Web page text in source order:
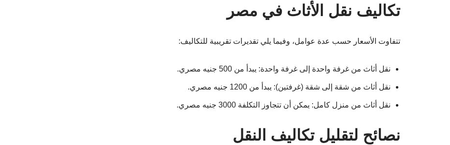
تكاليف نقل الأثاث في مصر
تتفاوت الأسعار حسب عدة عوامل، وفيما يلي تقديرات تقريبية للتكاليف:
نقل أثاث من غرفة واحدة إلى غرفة واحدة: يبدأ من 500 جنيه مصري.
نقل أثاث من شقة إلى شقة (غرفتين): يبدأ من 1200 جنيه مصري.
نقل أثاث من منزل كامل: يمكن أن تتجاوز التكلفة 3000 جنيه مصري.
نصائح لتقليل تكاليف النقل